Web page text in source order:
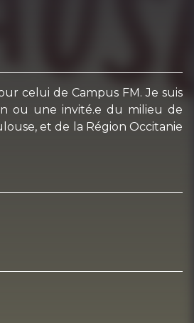
celui de Campus FM. Je suis
ou une invité.e du milieu de
et de la Région Occitanie